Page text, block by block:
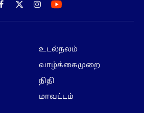
Facebook
X
(Twitter)
Instagram
உடல்நலம்
வாழ்க்கைமுறை
நிதி
மாவட்டம்